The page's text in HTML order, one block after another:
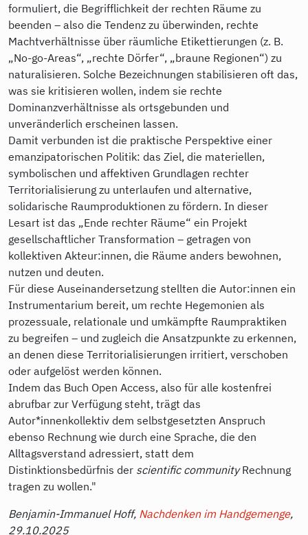
formuliert, die Begrifflichkeit der rechten Räume zu
beenden – also die Tendenz zu überwinden, rechte
Machtverhältnisse über räumliche Etikettierungen (z. B.
„No-go-Areas“, „rechte Dörfer“, „braune Regionen“) zu
naturalisieren. Solche Bezeichnungen stabilisieren oft das,
was sie kritisieren wollen, indem sie rechte
Dominanzverhältnisse als ortsgebunden und
unveränderlich erscheinen lassen.
Damit verbunden ist die praktische Perspektive einer
emanzipatorischen Politik: das Ziel, die materiellen,
symbolischen und affektiven Grundlagen rechter
Territorialisierung zu unterlaufen und alternative,
solidarische Raumproduktionen zu fördern. In dieser
Lesart ist das „Ende rechter Räume“ ein Projekt
gesellschaftlicher Transformation – getragen von
kollektiven Akteur:innen, die Räume anders bewohnen,
nutzen und deuten.
Für diese Auseinandersetzung stellten die Autor:innen ein
Instrumentarium bereit, um rechte Hegemonien als
prozessuale, relationale und umkämpfte Raumpraktiken
zu begreifen – und zugleich die Ansatzpunkte zu erkennen,
an denen diese Territorialisierungen irritiert, verschoben
oder aufgelöst werden können.
Indem das Buch Open Access, also für alle kostenfrei
abrufbar zur Verfügung steht, trägt das
Autor*innenkollektiv dem selbstgesetzten Anspruch
ebenso Rechnung wie durch eine Sprache, die den
Alltagsverstand adressiert, statt dem
Distinktionsbedürfnis der scientific communityRechnung
tragen zu wollen."
Benjamin-Immanuel Hoff, Nachdenken im Handgemenge,
29.10.2025